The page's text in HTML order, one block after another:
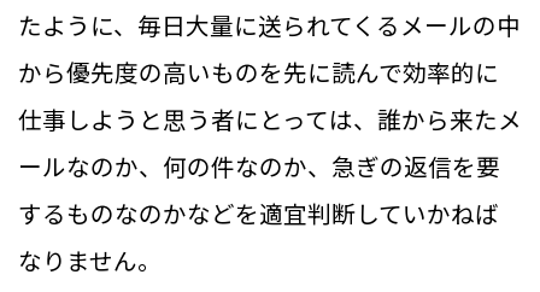
たように、毎日大量に送られてくるメールの中
から優先度の高いものを先に読んで効率的に
仕事しようと思う者にとっては、誰から来たメ
ールなのか、何の件なのか、急ぎの返信を要
するものなのかなどを適宜判断していかねば
なりません。